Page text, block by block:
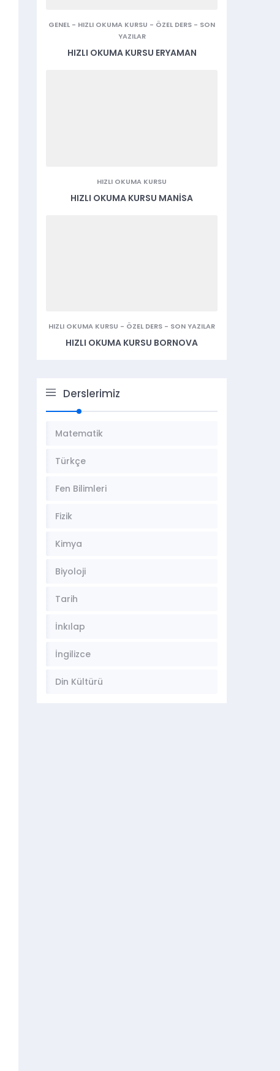
GENEL - HIZLI OKUMA KURSU - ÖZEL DERS - SON
YAZILAR
HIZLI OKUMA KURSU ERYAMAN
HIZLI OKUMA KURSU
HIZLI OKUMA KURSU MANISA
HIZLI OKUMA KURSU - ÖZEL DERS - SON YAZILAR
HIZLI OKUMA KURSU BORNOVA
Derslerimiz
Matematik
Türkçe
Fen Bilimleri
Fizik
Kimya
Biyoloji
Tarih
İnkılap
İngilizce
Din Kültürü